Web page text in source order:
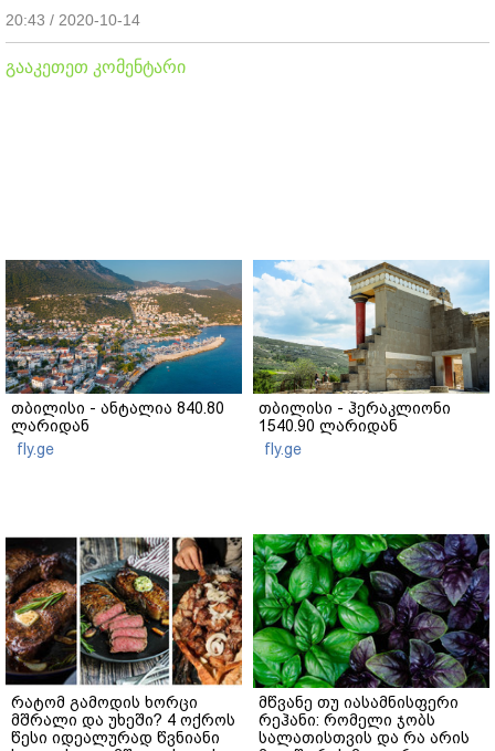
20:43 / 2020-10-14
გააკეთეთ კომენტარი
თბილისი - ანტალია 840.80
ლარიდან
fly.ge
თბილისი - ჰერაკლიონი
1540.90 ლარიდან
fly.ge
რატომ გამოდის ხორცი
მშრალი და უხეში? 4 ოქროს
წესი იდეალურად წვნიანი
მწვანე თუ იასამნისფერი
რეჰანი: რომელი ჯობს
სალათისთვის და რა არის